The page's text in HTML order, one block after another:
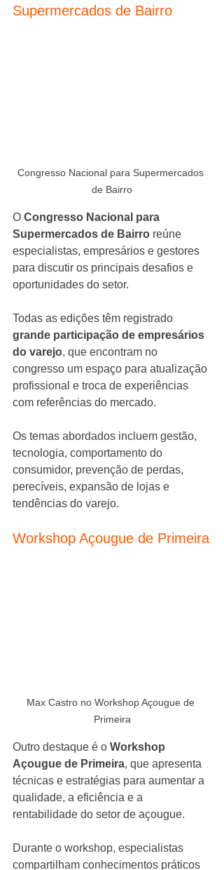
Supermercados de Bairro
Congresso Nacional para Supermercados
de Bairro
O Congresso Nacional para
Supermercados de Bairro reúne
especialistas, empresários e gestores
para discutir os principais desafios e
oportunidades do setor.
Todas as edições têm registrado
grande participação de empresários
do varejo, que encontram no
congresso um espaço para atualização
profissional e troca de experiências
com referências do mercado.
Os temas abordados incluem gestão,
tecnologia, comportamento do
consumidor, prevenção de perdas,
perecíveis, expansão de lojas e
tendências do varejo.
Workshop Açougue de Primeira
Max Castro no Workshop Açougue de
Primeira
Outro destaque é o Workshop
Açougue de Primeira, que apresenta
técnicas e estratégias para aumentar a
qualidade, a eficiência e a
rentabilidade do setor de açougue.
Durante o workshop, especialistas
compartilham conhecimentos práticos